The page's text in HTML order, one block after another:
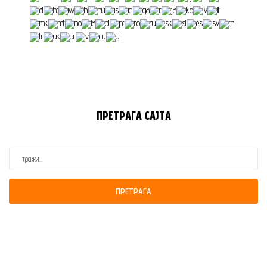
ПРЕТРАГА САЈТА
ПРЕТРАГА